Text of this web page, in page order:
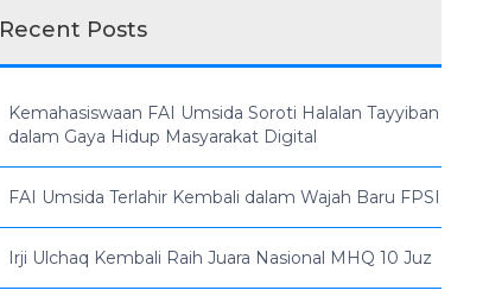
Recent Posts
Kemahasiswaan FAI Umsida Soroti Halalan Tayyiban
dalam Gaya Hidup Masyarakat Digital
FAI Umsida Terlahir Kembali dalam Wajah Baru FPSI
Irji Ulchaq Kembali Raih Juara Nasional MHQ 10 Juz